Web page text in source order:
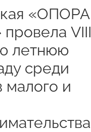
«ОПОРА
VIII
летнюю
среди
малого и